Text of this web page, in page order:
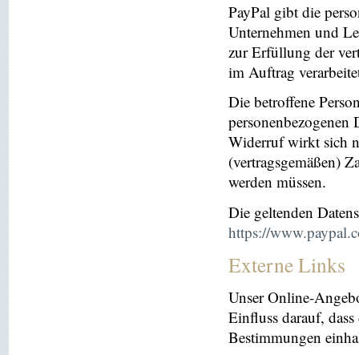
PayPal gibt die
Unternehmen und
zur Erfüllung der
im Auftrag
Die betroffene
personenbezogenen
Widerruf wirkt sich
(vertragsgemäßen)
werden müssen.
Die geltenden
https://
Externe Links
Unser Online-
Einfluss darauf,
Bestimmungen